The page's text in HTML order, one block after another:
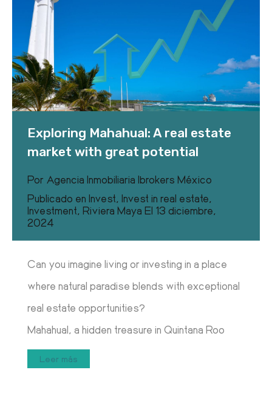
Exploring Mahahual: A real estate
market with great potential
Por Agencia Inmobiliaria Ibrokers México
Publicado en Invest, Invest in real estate,
Investment, Riviera Maya El 13 diciembre,
2024
Can you imagine living or investing in a place
where natural paradise blends with exceptional
real estate opportunities?
Mahahual, a hidden treasure in Quintana Roo
Leer más